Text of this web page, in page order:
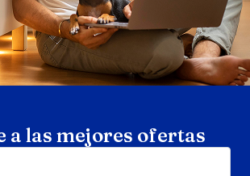
a las mejores ofertas